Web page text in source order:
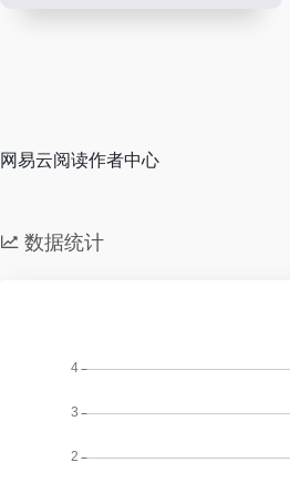
网易云阅读作者中心
数据统计